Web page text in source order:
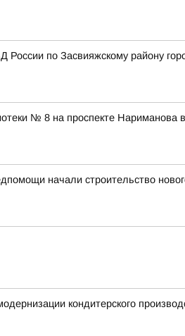
по Засвияжскому району
№ 8 на проспекте Нариманова
начали строительство
кондитерского